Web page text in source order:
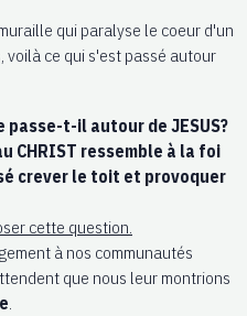
qui paralyse le coeur d'un
voilà ce qui s'est passé autour
passe-t-il autour de JESUS?
CHRIST ressemble à la foi
crever le toit et provoquer
cette question.
à nos communautés
que nous leur montrions
.